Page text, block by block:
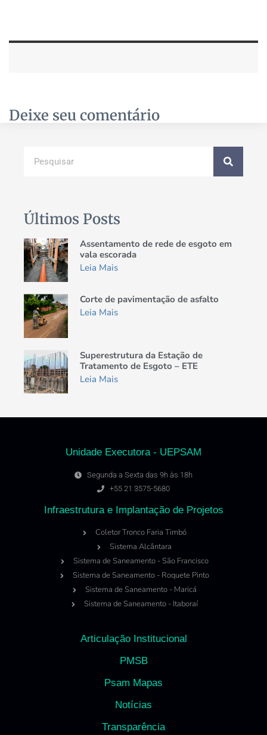
Deixe seu comentário
Últimos Posts
Assentamento de rede de esgoto em
vala escorada
Leia Mais
Corte de pavimentação de asfalto
Leia Mais
Superestrutura da Estação de
Tratamento de Esgoto – ETE
Leia Mais
Unidade Executora - UEPSAM
Segunda a Sexta das 9h às 18h
+55 21 3575-5680
Infraestrutura e Implantação de Projetos
Coletor Tronco Faria Timbó
Sistema Alcântara
Sistema de Saneamento - São Francisco
Sistema de Saneamento - Roquete Pinto
Sistema de Saneamento - Maricá
Sistema de Saneamento - Itaboraí
Articulação Institucional
PMSB
Psam Mapas
Notícias
Transparência